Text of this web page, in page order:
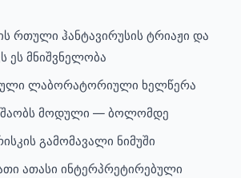
რთული ჰანტავირუსის ტრიაჟი და
ეს მნიშვნელობა
ლაბორატორიული ხელწერა
მოდული — ბოლომდე
გამომავალი ნიმუში
ათასი ინტერპრეტირებული